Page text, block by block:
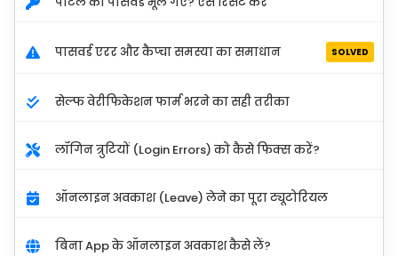
पासवर्ड एरर और कैप्चा समस्या का समाधान SOLVED
सेल्फ वेरीफिकेशन फार्म भरने का सही तरीका
लॉगिन त्रुटियों (Login Errors) को कैसे फिक्स करें?
ऑनलाइन अवकाश (Leave) लेने का पूरा ट्यूटोरियल
बिना App के ऑनलाइन अवकाश कैसे लें?